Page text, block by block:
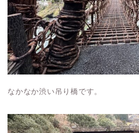
なかなか渋い吊り橋です。